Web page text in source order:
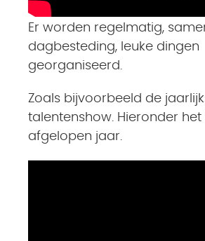
Er worden regelmatig,
dagbesteding, leuke dingen
georganiseerd.
Zoals bijvoorbeeld de
talentenshow. Hieronder
afgelopen jaar.